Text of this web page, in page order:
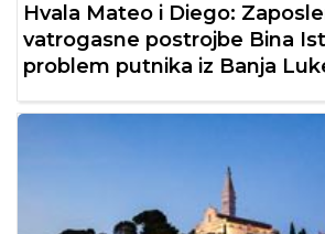
Hvala Mateo i Diego:
vatrogasne postrojbe Bina
problem putnika iz Banja